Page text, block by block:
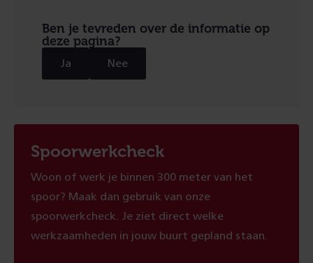
Ben je tevreden over de informatie op
deze pagina?
Ja Nee
Spoorwerkcheck
Woon of werk je binnen 300 meter van het
spoor? Maak dan gebruik van onze
spoorwerkcheck. Je ziet direct welke
werkzaamheden in jouw buurt gepland staan.